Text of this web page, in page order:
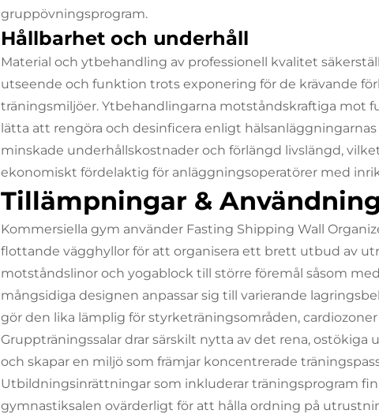
gruppövningsprogram.
Hållbarhet och underhåll
Material och ytbehandling av professionell kvalitet
utseende och funktion trots exponering för de krävande
träningsmiljöer. Ytbehandlingarna motståndskraftiga mot
lätta att rengöra och desinficera enligt
minskade underhållskostnader och förlängd livslängd,
ekonomiskt fördelaktig för anläggningsoperatörer med
Tillämpningar &
Kommersiella gym använder Fasting Shipping Wall
flottande vägghyllor för att organisera ett brett utbud av
motståndslinor och yogablock till större föremål såsom
mångsidiga designen anpassar sig till varierande
gör den lika lämplig för styrketräningsområden,
Gruppträningssalar drar särskilt nytta av det rena,
och skapar en miljö som främjar koncentrerade
Utbildningsinrättningar som inkluderar träningsprogram
gymnastiksalen ovärderligt för att hålla ordning på